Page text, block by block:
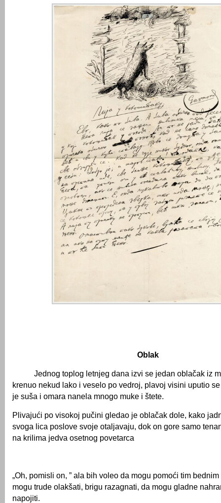
Oblak
Jednog toplog letnjeg dana izvi se jedan oblačak iz
krenuo nekud lako i veselo po vedroj, plavoj visini uputio
je suša i omara nanela mnogo muke i štete.
Plivajući po visokoj pučini gledao je oblačak dole, kako
svoga lica poslove svoje otaljavaju, dok on gore samo
na krilima jedva osetnog povetarca
„Oh, pomisli on, ” ala bih voleo da mogu pomoći tim
mogu trude olakšati, brigu razagnati, da mogu gladne
napojiti.